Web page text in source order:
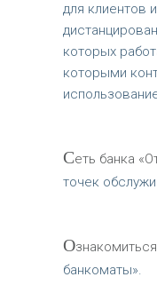
для клиентов
которых
которыми
Сеть банка
точек
О
банкоматы».